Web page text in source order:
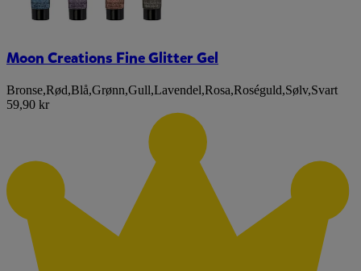
Moon Creations Fine Glitter Gel
Bronse,Rød,Blå,Grønn,Gull,Lavendel,Rosa,Roséguld,Sølv,Svart
59,90 kr